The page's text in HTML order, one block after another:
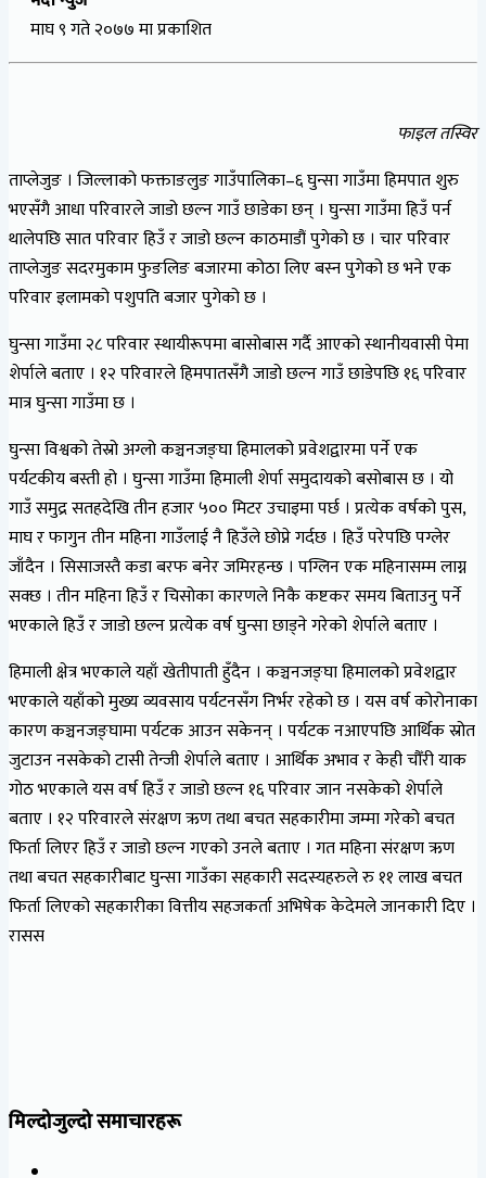
माघ ९ गते २०७७ मा प्रकाशित
फाइल तस्विर
ताप्लेजुङ । जिल्लाको फक्ताङलुङ गाउँपालिका–६ घुन्सा गाउँमा हिमपात शुरु
भएसँगै आधा परिवारले जाडो छल्न गाउँ छाडेका छन् । घुन्सा गाउँमा हिउँ पर्न
थालेपछि सात परिवार हिउँ र जाडो छल्न काठमाडौं पुगेको छ । चार परिवार
ताप्लेजुङ सदरमुकाम फुङलिङ बजारमा कोठा लिए बस्न पुगेको छ भने एक
परिवार इलामको पशुपति बजार पुगेको छ ।
घुन्सा गाउँमा २८ परिवार स्थायीरूपमा बासोबास गर्दै आएको स्थानीयवासी पेमा
शेर्पाले बताए । १२ परिवारले हिमपातसँगै जाडो छल्न गाउँ छाडेपछि १६ परिवार
मात्र घुन्सा गाउँमा छ ।
घुन्सा विश्वको तेस्रो अग्लो कञ्चनजङ्घा हिमालको प्रवेशद्वारमा पर्ने एक
पर्यटकीय बस्ती हो । घुन्सा गाउँमा हिमाली शेर्पा समुदायको बसोबास छ । यो
गाउँ समुद्र सतहदेखि तीन हजार ५०० मिटर उचाइमा पर्छ । प्रत्येक वर्षको पुस,
माघ र फागुन तीन महिना गाउँलाई नै हिउँले छोप्ने गर्दछ । हिउँ परेपछि पग्लेर
जाँदैन । सिसाजस्तै कडा बरफ बनेर जमिरहन्छ । पग्लिन एक महिनासम्म लाग्न
सक्छ । तीन महिना हिउँ र चिसोका कारणले निकै कष्टकर समय बिताउनु पर्ने
भएकाले हिउँ र जाडो छल्न प्रत्येक वर्ष घुन्सा छाड्ने गरेको शेर्पाले बताए ।
हिमाली क्षेत्र भएकाले यहाँ खेतीपाती हुँदैन । कञ्चनजङ्घा हिमालको प्रवेशद्वार
भएकाले यहाँको मुख्य व्यवसाय पर्यटनसँग निर्भर रहेको छ । यस वर्ष कोरोनाका
कारण कञ्चनजङ्घामा पर्यटक आउन सकेनन् । पर्यटक नआएपछि आर्थिक स्रोत
जुटाउन नसकेको टासी तेन्जी शेर्पाले बताए । आर्थिक अभाव र केही चौँरी याक
गोठ भएकाले यस वर्ष हिउँ र जाडो छल्न १६ परिवार जान नसकेको शेर्पाले
बताए । १२ परिवारले संरक्षण ऋण तथा बचत सहकारीमा जम्मा गरेको बचत
फिर्ता लिएर हिउँ र जाडो छल्न गएको उनले बताए । गत महिना संरक्षण ऋण
तथा बचत सहकारीबाट घुन्सा गाउँका सहकारी सदस्यहरुले रु ११ लाख बचत
फिर्ता लिएको सहकारीका वित्तीय सहजकर्ता अभिषेक केदेमले जानकारी दिए ।
रासस
मिल्दोजुल्दो समाचारहरू